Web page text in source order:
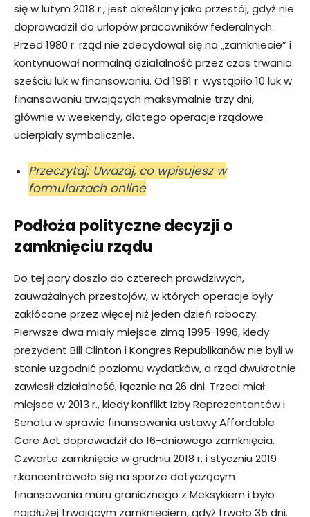
się w lutym 2018 r., jest określany jako przestój, gdyż nie
doprowadził do urlopów pracowników federalnych.
Przed 1980 r. rząd nie zdecydował się na „zamkniecie” i
kontynuował normalną działalność przez czas trwania
sześciu luk w finansowaniu. Od 1981 r. wystąpiło 10 luk w
finansowaniu trwających maksymalnie trzy dni,
głównie w weekendy, dlatego operacje rządowe
ucierpiały symbolicznie.
Przeczytaj: Uważaj, co wpisujesz w
formularzach online
Podłoża polityczne decyzji o
zamknięciu rządu
Do tej pory doszło do czterech prawdziwych,
zauważalnych przestojów, w których operacje były
zakłócone przez więcej niż jeden dzień roboczy.
Pierwsze dwa miały miejsce zimą 1995-1996, kiedy
prezydent Bill Clinton i Kongres Republikanów nie byli w
stanie uzgodnić poziomu wydatków, a rząd dwukrotnie
zawiesił działalność, łącznie na 26 dni. Trzeci miał
miejsce w 2013 r., kiedy konflikt Izby Reprezentantów i
Senatu w sprawie finansowania ustawy Affordable
Care Act doprowadził do 16-dniowego zamknięcia.
Czwarte zamknięcie w grudniu 2018 r. i styczniu 2019
r.koncentrowało się na sporze dotyczącym
finansowania muru granicznego z Meksykiem i było
najdłużej trwającym zamknięciem, gdyż trwało 35 dni.